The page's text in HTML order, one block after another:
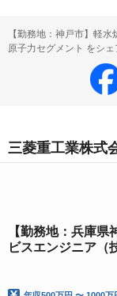
【勤務地：神戸市】軽
原子力セグメント をシェ
三菱重工業株式
【勤務地：兵庫
ビスエンジニア（